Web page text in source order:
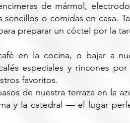
de mármol,
o comidas en casa.
preparar un cóctel por la
en la cocina, o bajar a
especiales y rincones
favoritos.
de nuestra terraza en la
y la catedral — el lugar